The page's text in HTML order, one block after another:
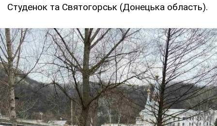
Студенок та Святогорськ (Донецька область).